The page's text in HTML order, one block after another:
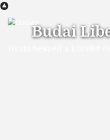
Ugrás
tartalomraBudai